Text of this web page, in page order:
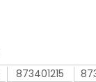
873401215